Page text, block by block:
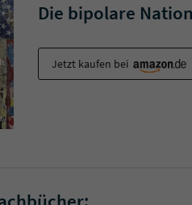
Die bipolare Nation
Jetzt kaufen bei